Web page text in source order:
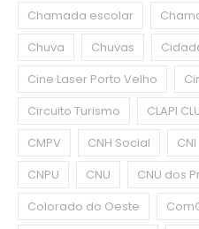
Chamada escolar
Chuva
Chuvas
Cine Laser Porto Velho
Circuito Turismo
CLAPI
CMPV
CNH Social CNI
CNPU
CNU CNU dos
Colorado do Oeste